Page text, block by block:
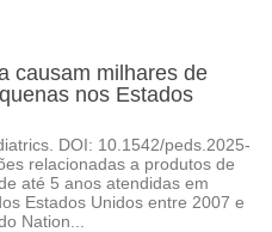
causam milhares de
nos Estados
DOI: 10.1542/peds.2025-
relacionadas a produtos de
até 5 anos atendidas em
Estados Unidos entre 2007 e
Nation...